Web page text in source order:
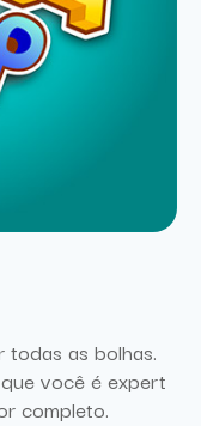
todas as bolhas.
você é expert
completo.